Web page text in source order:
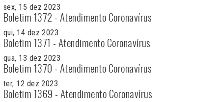
sex, 15 dez 2023
Boletim 1372 - Atendimento Coronavírus
qui, 14 dez 2023
Boletim 1371 - Atendimento Coronavírus
qua, 13 dez 2023
Boletim 1370 - Atendimento Coronavírus
ter, 12 dez 2023
Boletim 1369 - Atendimento Coronavírus